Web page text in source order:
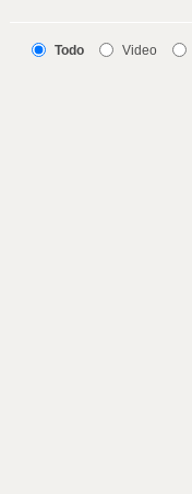
Todo Video